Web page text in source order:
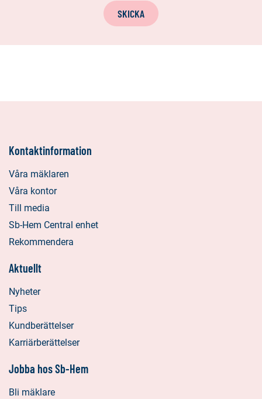
SKICKA
Kontaktinformation
Våra mäklaren
Våra kontor
Till media
Sb-Hem Central enhet
Rekommendera
Aktuellt
Nyheter
Tips
Kundberättelser
Karriärberättelser
Jobba hos Sb-Hem
Bli mäklare